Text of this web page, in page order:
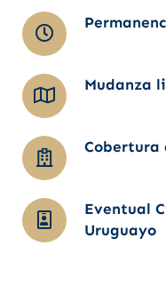
Mudanza
Cobertura
Eventual
Uruguayo